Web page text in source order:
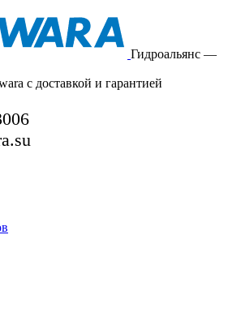
Гидроальянс —
с доставкой и гарантией